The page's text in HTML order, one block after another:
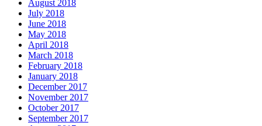
August 2018
July 2018
June 2018
May 2018
April 2018
March 2018
February 2018
January 2018
December 2017
November 2017
October 2017
September 2017